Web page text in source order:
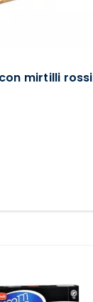
mirtilli rossi